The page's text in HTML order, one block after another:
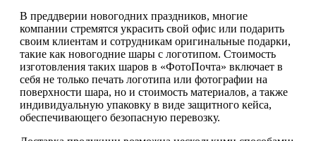
В преддверии новогодних праздников, многие
компании стремятся украсить свой офис или подарить
своим клиентам и сотрудникам оригинальные подарки,
такие как новогодние шары с логотипом. Стоимость
изготовления таких шаров в «ФотоПочта» включает в
себя не только печать логотипа или фотографии на
поверхности шара, но и стоимость материалов, а также
индивидуальную упаковку в виде защитного кейса,
обеспечивающего безопасную перевозку.